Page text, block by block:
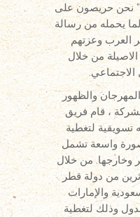
نحن حريصون على
يحمله من رسالة
العرب وعزتهم
الاصيلة من خلال
الاجتماعي.
والظهور
، قام فريق
تسويقية لتغطية
واسعة تشمل
وخارجها. من خلال
من دولة قطر
والإمارات
وذلك لتغطية